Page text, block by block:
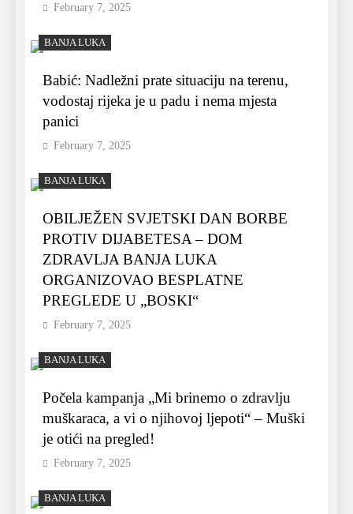
February 7, 2025
BANJA LUKA
Babić: Nadležni prate situaciju na terenu,
vodostaj rijeka je u padu i nema mjesta
panici
February 7, 2025
BANJA LUKA
OBILJEŽEN SVJETSKI DAN BORBE
PROTIV DIJABETESA – DOM
ZDRAVLJA BANJA LUKA
ORGANIZOVAO BESPLATNE
PREGLEDE U „BOSKI“
February 7, 2025
BANJA LUKA
Počela kampanja „Mi brinemo o zdravlju
muškaraca, a vi o njihovoj ljepoti“ – Muški
je otići na pregled!
February 7, 2025
BANJA LUKA